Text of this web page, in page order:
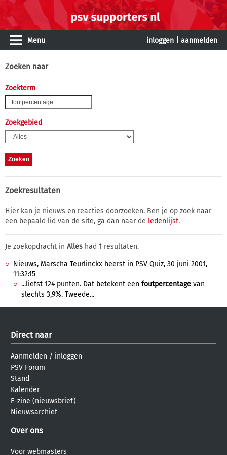
Menu inloggen aanmelden
Zoeken naar
Zoekterm
Zoekgebied
Zoekresultaten
Hier kan je nieuws en reacties doorzoeken. Ben je op zoek naar
een bepaald lid van de site, ga dan naar de ledenlijst.
Je zoekopdracht in Alles had 1 resultaten.
Nieuws, Marscha Teurlinckx heerst in PSV Quiz, 30 juni 2001,
11:32:15
...liefst 124 punten. Dat betekent een foutpercentage van
slechts 3,9%. Tweede...
Direct naar
Aanmelden / inloggen
PSV Forum
Stand
Kalender
E-zine (nieuwsbrief)
Nieuwsarchief
Over ons
Voor webmasters